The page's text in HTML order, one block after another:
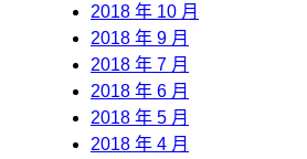
2018 年 10 月
2018 年 9 月
2018 年 7 月
2018 年 6 月
2018 年 5 月
2018 年 4 月